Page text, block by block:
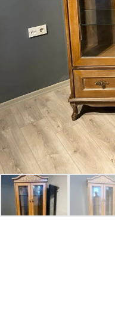
Parolanızı mı